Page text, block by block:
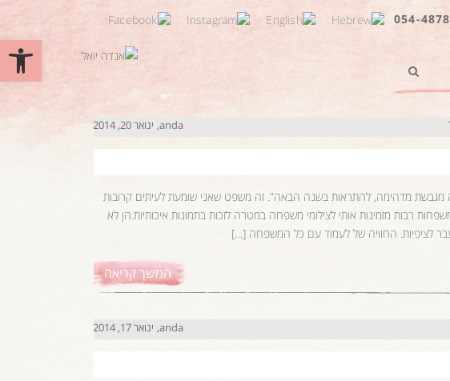
פתח
054-
anda ינואר 20, 2014
מגבשת מדהימה, להתראות בשנה הבאה". זה משפט שאני שומעת לעיתים קרובות
רבות מזמינות אותי לצילומי משפחה במטרה לזכות בתמונות איכותיות.הן לא
לציפיות. החוויה של לעמוד עם כל המשפחה […]
המשך קריאה
anda ינואר 17, 2014